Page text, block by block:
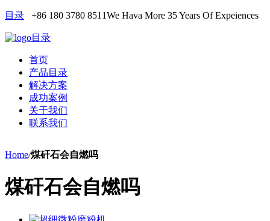
目录 +86 180 3780 8511We Hava More 35 Years Of Expeiences
目录
首页
产品目录
解决方案
成功案例
关于我们
联系我们
Home/煤矸石会自燃吗
煤矸石会自燃吗